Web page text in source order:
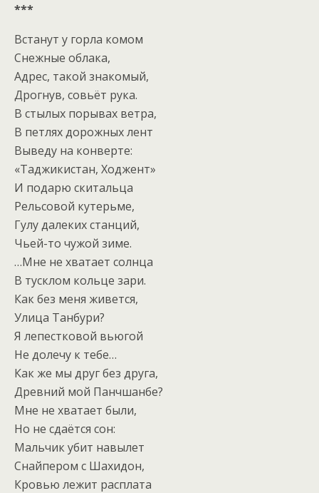
***
Встанут у горла комом
Снежные облака,
Адрес, такой знакомый,
Дрогнув, совьёт рука.
В стылых порывах ветра,
В петлях дорожных лент
Выведу на конверте:
«Таджикистан, Ходжент»
И подарю скитальца
Рельсовой кутерьме,
Гулу далеких станций,
Чьей-то чужой зиме.
…Мне не хватает солнца
В тусклом кольце зари.
Как без меня живется,
Улица Танбури?
Я лепестковой вьюгой
Не долечу к тебе…
Как же мы друг без друга,
Древний мой Панчшанбе?
Мне не хватает были,
Но не сдаётся сон:
Мальчик убит навылет
Снайпером с Шахидон,
Кровью лежит расплата